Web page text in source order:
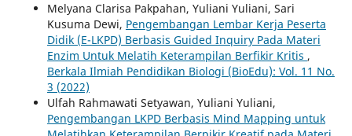
Melyana Clarisa Pakpahan, Yuliani Yuliani, Sari
Kusuma Dewi, Pengembangan Lembar Kerja Peserta
Didik (E-LKPD) Berbasis Guided Inquiry Pada Materi
Enzim Untuk Melatih Keterampilan Berfikir Kritis ,
Berkala Ilmiah Pendidikan Biologi (BioEdu): Vol. 11 No.
3 (2022)
Ulfah Rahmawati Setyawan, Yuliani Yuliani,
Pengembangan LKPD Berbasis Mind Mapping untuk